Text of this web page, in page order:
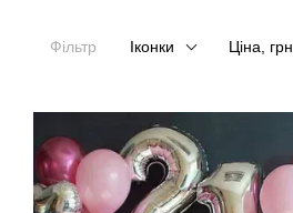
Фільтр Іконки Ціна, грн